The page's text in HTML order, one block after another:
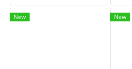
New New